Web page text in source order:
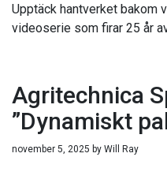
Upptäck hantverket bakom
videoserie som firar 25 år
Agritechnica
”Dynamiskt
november 5, 2025 by Will Ray